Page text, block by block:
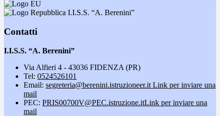
I.I.S.S. “A. Berenini”
Contatti
I.I.S.S. “A. Berenini”
Via Alfieri 4 - 43036 FIDENZA (PR)
Tel: 0524526101
Email: segreteria@berenini.istruzioneer.it Link per inviare una
mail
PEC: PRIS00700V@PEC.istruzione.itLink per inviare una
mail